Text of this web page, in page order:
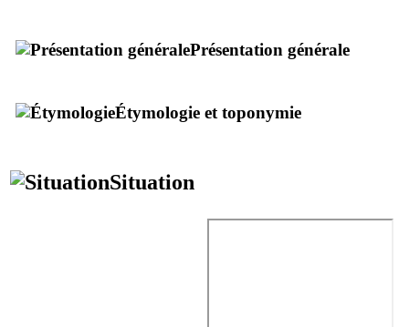
Présentation générale
Étymologie et toponymie
Situation